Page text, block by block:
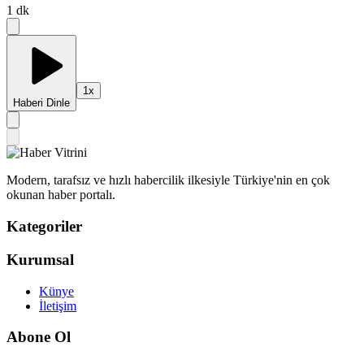
1 dk
Haberi Dinle
1x
Modern, tarafsız ve hızlı habercilik ilkesiyle Türkiye'nin en çok
okunan haber portalı.
Kategoriler
Kurumsal
Künye
İletişim
Abone Ol